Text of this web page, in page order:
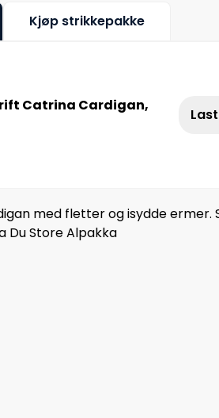
Kjøp strikkepakke
Catrina Cardigan,
med fletter og isydde ermer.
Du Store Alpakka